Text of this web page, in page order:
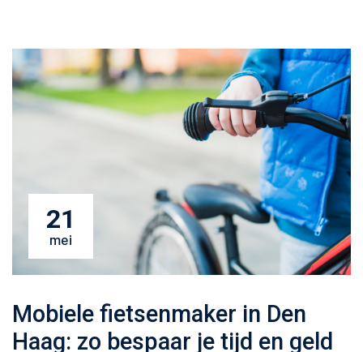
21
mei
Mobiele fietsenmaker in Den
Haag: zo bespaar je tijd en geld